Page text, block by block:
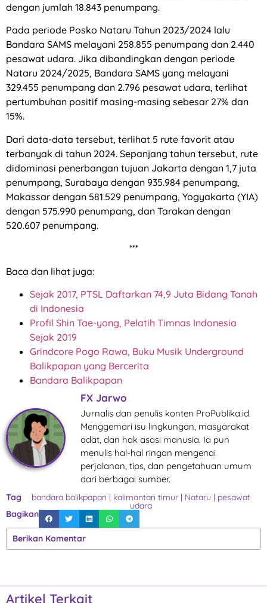
dengan jumlah 18.843 penumpang.
Pada periode Posko Nataru Tahun 2023/2024 lalu
Bandara SAMS melayani 258.855 penumpang dan 2.440
pesawat udara. Jika dibandingkan dengan periode
Nataru 2024/2025, Bandara SAMS yang melayani
329.455 penumpang dan 2.796 pesawat udara, terlihat
pertumbuhan positif masing-masing sebesar 27% dan
15%.
Dari data-data tersebut, terlihat 5 rute favorit atau
terbanyak di tahun 2024. Sepanjang tahun tersebut, rute
didominasi penerbangan tujuan Jakarta dengan 1,7 juta
penumpang, Surabaya dengan 935.984 penumpang,
Makassar dengan 581.529 penumpang, Yogyakarta (YIA)
dengan 575.990 penumpang, dan Tarakan dengan
520.607 penumpang.
***
Baca dan lihat juga:
Sejak 2017, PTSL Daftarkan 74,9 Juta Bidang Tanah
di Indonesia
Profil Shin Tae-yong, Pelatih Timnas Indonesia
Sejak 2019
Grindcore Pogo Rawa, Buku Musik Underground
Balikpapan yang Bercerita
Bandara Balikpapan
FX Jarwo
Jurnalis dan penulis konten ProPublika.id.
Menggemari isu lingkungan, masyarakat
adat, dan hak asasi manusia. Ia pun
menulis hal-hal ringan mengenai
perjalanan, tips, dan pengetahuan umum
dari berbagai sumber.
Tag bandara balikpapan | kalimantan timur | Nataru | pesawat
udara
Bagikan
Berikan Komentar
Artikel Terkait